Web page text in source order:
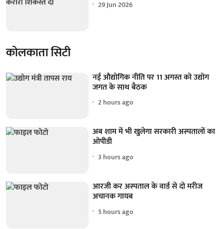
29 Jun 2026
कोलकाता सिटी
नई औद्योगिक नीति पर 11 अगस्त को उद्योग
जगत के साथ बैठक
2 hours ago
अब शाम में भी खुलेगा सरकारी अस्पतालों का
ओपीडी
3 hours ago
आरजी कर अस्पताल के वार्ड से दो मरीज
अचानक गायब
5 hours ago